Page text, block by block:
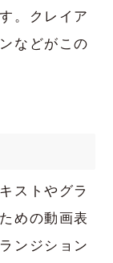
。クレイア
などがこの
ストやグラ
めの動画表
ンジション